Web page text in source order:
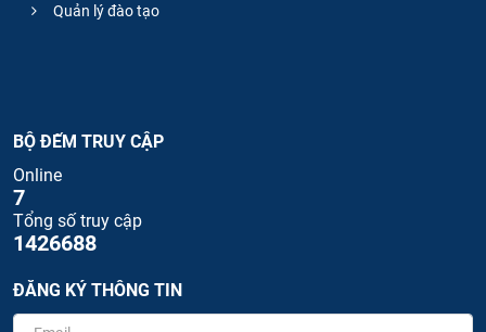
Quản lý đào tạo
BỘ ĐẾM TRUY CẬP
Online
7
Tổng số truy cập
1426688
ĐĂNG KÝ THÔNG TIN